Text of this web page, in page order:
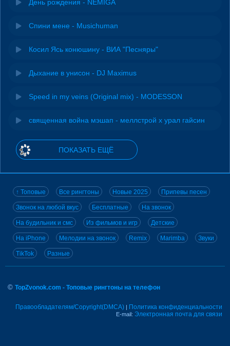
День рождения - NEMIGA
Спини мене - Musichuman
Косил Ясь конюшину - ВИА "Песняры"
Дыхание в унисон - DJ Maximus
Speed in my veins (Original mix) - MODESSON
священная война мэшап - меллстрой х урал гайсин
ПОКАЗАТЬ ЕЩЁ
↑ Топовые Все рингтоны Новые 2025 Припевы песен
Звонок на любой вкус Бесплатные На звонок
На будильник и смс Из фильмов и игр Детские
На iPhone Мелодии на звонок Remix Marimba Звуки
TikTok Разные
© TopZvonok.com - Топовые рингтоны на телефон
Правообладателям/Copyright(DMCA) | Политика конфиденциальности
E-mail: Электронная почта для связи